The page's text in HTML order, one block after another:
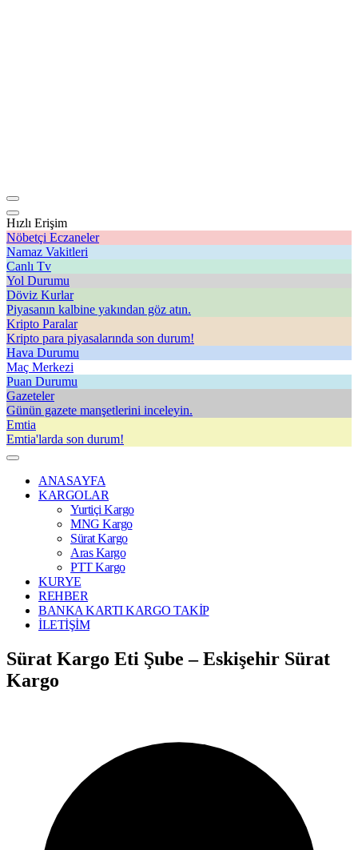
Hızlı Erişim
Nöbetçi Eczaneler
Namaz Vakitleri
Canlı Tv
Yol Durumu
Döviz Kurlar
Piyasanın kalbine yakından göz atın.
Kripto Paralar
Kripto para piyasalarında son durum!
Hava Durumu
Maç Merkezi
Puan Durumu
Gazeteler
Günün gazete manşetlerini inceleyin.
Emtia
Emtia'larda son durum!
ANASAYFA
KARGOLAR
Yurtiçi Kargo
MNG Kargo
Sürat Kargo
Aras Kargo
PTT Kargo
KURYE
REHBER
BANKA KARTI KARGO TAKİP
İLETİŞİM
Sürat Kargo Eti Şube – Eskişehir Sürat
Kargo